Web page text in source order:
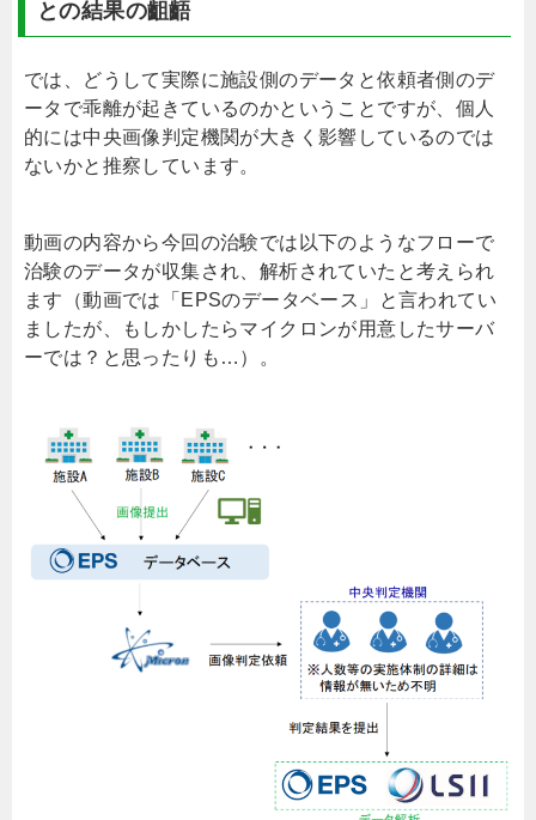
との結果の齟齬
では、どうして実際に施設側のデータと依頼者側のデ
ータで乖離が起きているのかということですが、個人
的には中央画像判定機関が大きく影響しているのでは
ないかと推察しています。
動画の内容から今回の治験では以下のようなフローで
治験のデータが収集され、解析されていたと考えられ
ます（動画では「EPSのデータベース」と言われてい
ましたが、もしかしたらマイクロンが用意したサーバ
ーでは？と思ったりも…）。